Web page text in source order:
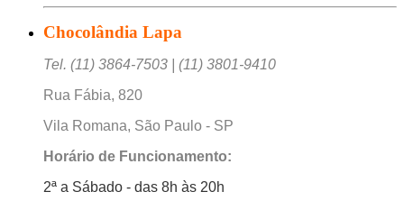
Chocolândia Lapa
Tel. (11) 3864-7503 | (11) 3801-9410
Rua Fábia, 820
Vila Romana, São Paulo - SP
Horário de Funcionamento:
2ª a Sábado - das 8h às 20h